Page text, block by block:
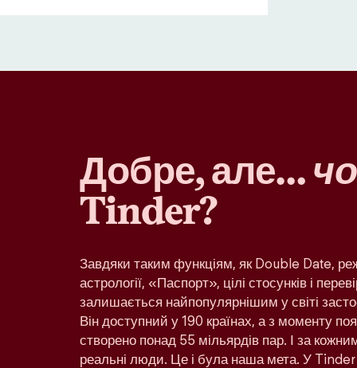
Добре, але…
Tinder?
Завдяки таким функціям, як Double Date,
астрології, «Паспорт», цілі стосунків і
залишається найпопулярнішим у світі
Він доступний у 190 країнах, а з моменту
створено понад 55 мільярдів пар. І за
реальні люди. Це і була наша мета. У